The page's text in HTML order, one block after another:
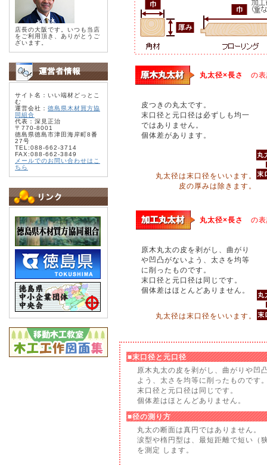
店長の大阪です。いつも当店
をご利用頂き、ありがとうご
ざいます。
サイト名：いい端材どっとこ
む
運営会社： 徳島県木材買方協
同組合
代表：深見正治
〒770-8001
徳島県徳島市津田海岸町8番
27号
TEL:088-662-3714
FAX:088-662-3849
メールでのお問い合わせはこ
ちら
丸太径×長さ の表
皮つきの丸太です。
末口径と元口径は必ずしも均一
ではありません。
個体差があります。
丸太径は末口径をいいます。
皮の厚みは除きます。
丸太径×長さ の表
原木丸太の皮を剥がし、曲がり
や凹凸がないよう、太さを均等
に削ったものです。
末口径と元口径は同じです。
個体差はほとんどありません。
丸太径は末口径をいいます。
■末口径と元口径
原木丸太の皮を剥がし、曲がりや凹
よう、太さを均等に削ったものです
末口径と元口径は同じです。
個体差はほとんどありません。
■径の測り方
丸太の断面は真円ではありません。
涙型や楕円型は、最短距離で短い（
を測定 します。